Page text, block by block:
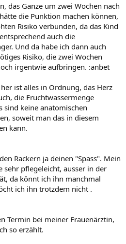
das Ganze um zwei Wochen nach
die Punktion machen können,
Risiko verbunden, da das Kind
auch die
Und da habe ich dann auch
Risiko, die zwei Wochen
irgentwie aufbringen. :anbet
ist alles in Ordnung, das Herz
die Fruchtwassermenge
sind keine anatomischen
soweit man das in diesem
kann.
Rackern ja deinen "Spass". Mein
sehr pflegeleicht, ausser in der
da könnt ich ihn manchmal
ich ihn trotzdem nicht .
Termin bei meiner Frauenärztin,
so erzählt.